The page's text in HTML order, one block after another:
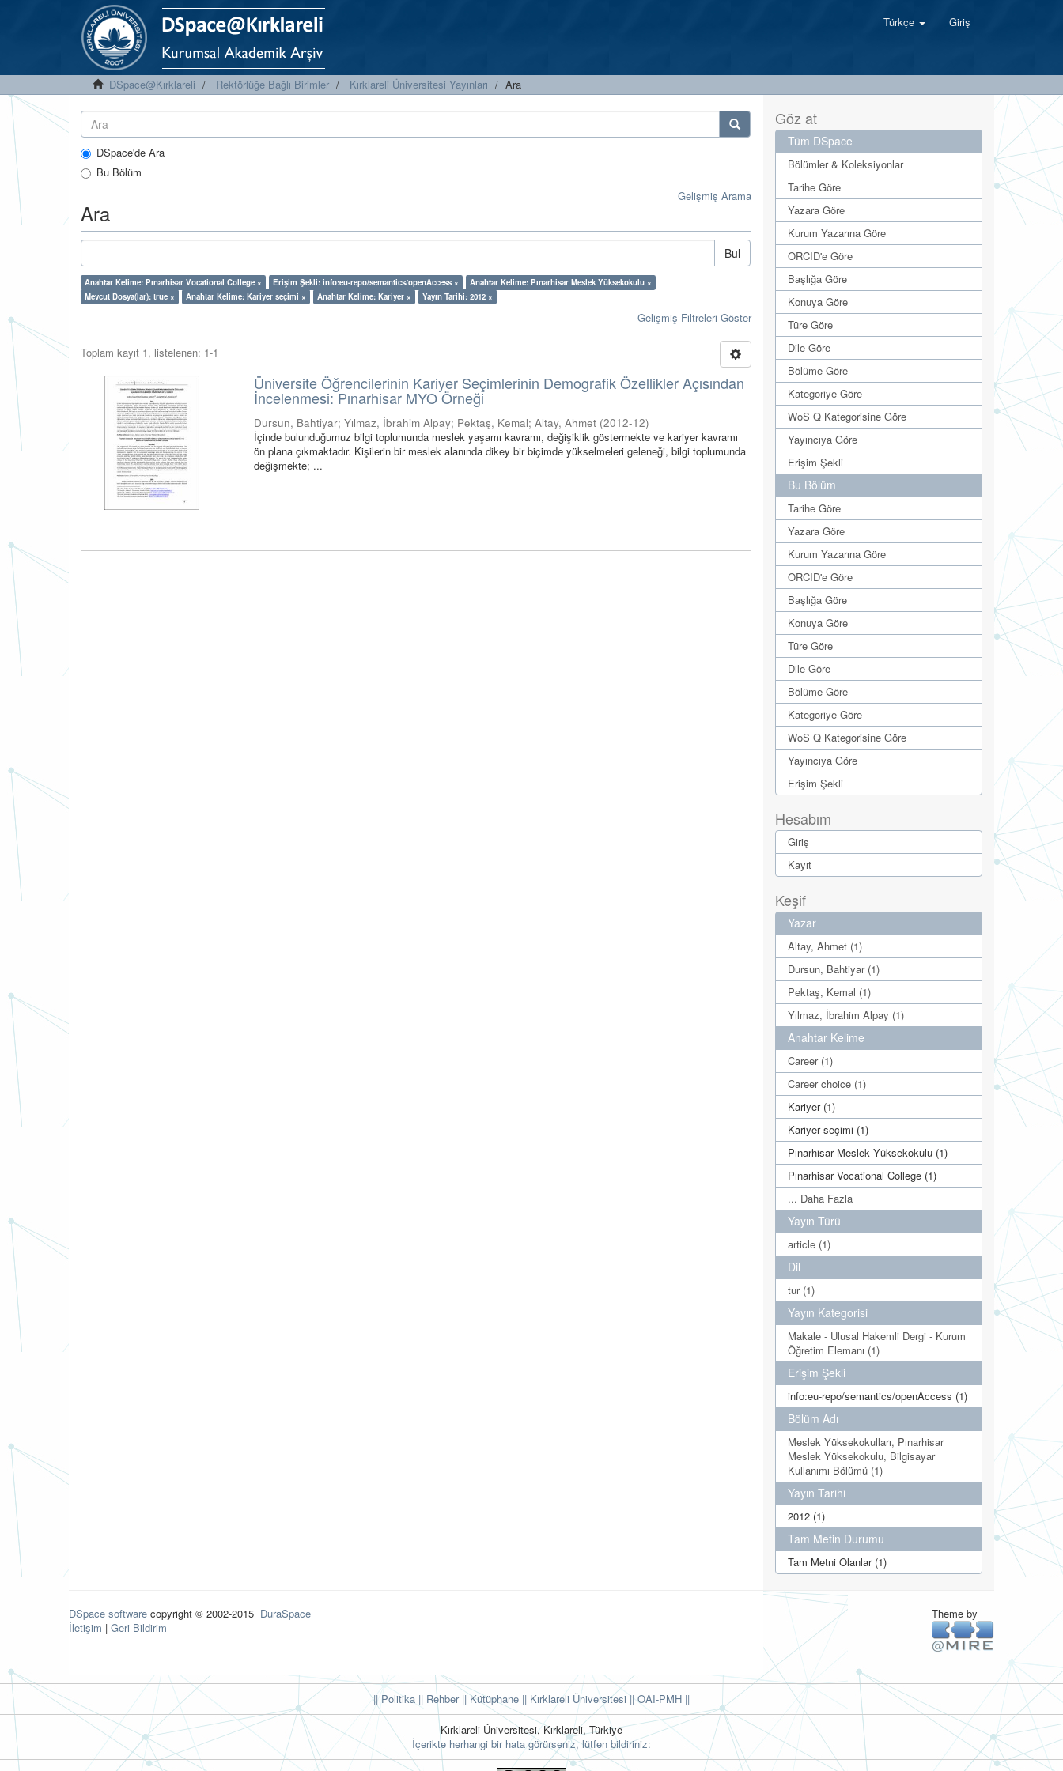
Türkçe Giriş
DSpace@Kırklareli Rektörlüğe Bağlı Birimler Kırklareli Üniversitesi Yayınları Ara
DSpace'de Ara
Bu Bölüm
Gelişmiş Arama
Ara
Bul
Anahtar Kelime: Pınarhisar Vocational College × Erişim Şekli: info:eu-repo/semantics/openAccess ×
Anahtar Kelime: Pınarhisar Meslek Yüksekokulu ×
Mevcut Dosya(lar): true ×
Anahtar Kelime: Kariyer seçimi × Anahtar Kelime: Kariyer × Yayın Tarihi: 2012 ×
Gelişmiş Filtreleri Göster
Toplam kayıt 1, listelenen: 1-1
Üniversite Öğrencilerinin Kariyer Seçimlerinin Demografik Özellikler Açısından
İncelenmesi: Pınarhisar MYO Örneği
Dursun, Bahtiyar;Yılmaz, İbrahim Alpay; Pektaş, Kemal;Altay, Ahmet (2012-12)
İçinde bulunduğumuz bilgi toplumunda meslek yaşamı kavramı, değişiklik göstermekte ve kariyer kavramı
ön plana çıkmaktadır. Kişilerin bir meslek alanında dikey bir biçimde yükselmeleri geleneği, bilgi toplumunda
değişmekte; ...
Göz at
Tüm DSpace
Bölümler & Koleksiyonlar
Tarihe Göre
Yazara Göre
Kurum Yazarına Göre
ORCID'e Göre
Başlığa Göre
Konuya Göre
Türe Göre
Dile Göre
Bölüme Göre
Kategoriye Göre
WoS Q Kategorisine Göre
Yayıncıya Göre
Erişim Şekli
Bu Bölüm
Tarihe Göre
Yazara Göre
Kurum Yazarına Göre
ORCID'e Göre
Başlığa Göre
Konuya Göre
Türe Göre
Dile Göre
Bölüme Göre
Kategoriye Göre
WoS Q Kategorisine Göre
Yayıncıya Göre
Erişim Şekli
Hesabım
Giriş
Kayıt
Keşif
Yazar
Altay, Ahmet (1)
Dursun, Bahtiyar (1)
Pektaş, Kemal (1)
Yılmaz, İbrahim Alpay (1)
Anahtar Kelime
Career (1)
Career choice (1)
Kariyer (1)
Kariyer seçimi (1)
Pınarhisar Meslek Yüksekokulu (1)
Pınarhisar Vocational College (1)
... Daha Fazla
Yayın Türü
article (1)
Dil
tur (1)
Yayın Kategorisi
Makale - Ulusal Hakemli Dergi - Kurum
Öğretim Elemanı (1)
Erişim Şekli
info:eu-repo/semantics/openAccess (1)
Bölüm Adı
Meslek Yüksekokulları, Pınarhisar
Meslek Yüksekokulu, Bilgisayar
Kullanımı Bölümü (1)
Yayın Tarihi
2012 (1)
Tam Metin Durumu
Tam Metni Olanlar (1)
DSpace software copyright © 2002-2015 DuraSpace
İletişim | Geri Bildirim
Theme by
|| Politika || Rehber|| Kütüphane || Kırklareli Üniversitesi ||OAI-PMH ||
Kırklareli Üniversitesi, Kırklareli, Türkiye
İçerikte herhangi bir hata görürseniz, lütfen bildiriniz: